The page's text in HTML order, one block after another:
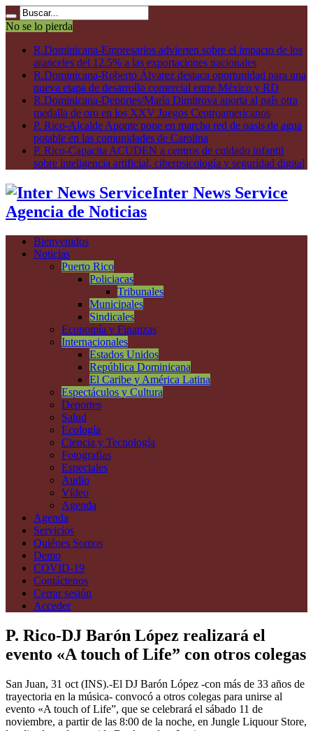
No se lo pierda
R.Dominicana-Empresarios advierten sobre el impacto de los
aranceles del 12.5% a las exportaciones nacionales
R.Dominicana-Roberto Álvarez destaca oportunidad para una
nueva etapa de desarrollo comercial entre México y RD
R.Dominicana-Deportes/María Dimitrova aporta al país otra
medalla de oro en los XXV Juegos Centroamericanos
P. Rico-Alcalde Aponte pone en marcha red de oasis de agua
potable en las comunidades de Carolina
P. Rico-Capacita ACUDEN a centros de cuidado infantil
sobre inteligencia artificial, ciberpsicología y seguridad digital
Inter News Service
Agencia de Noticias
Bienvenidos
Noticias
Puerto Rico
Policiacas
Tribunales
Municipales
Sindicales
Economía y Finanzas
Internacionales
Estados Unidos
República Dominicana
El Caribe y América Latina
Espectáculos y Cultura
Deportes
Salud
Ecología
Ciencia y Tecnología
Fotografías
Especiales
Audio
Vídeo
Agenda
Agenda
Servicios
Quiénes Somos
Demo
COVID-19
Contáctenos
Cerrar sesión
Acceder
P. Rico-DJ Barón López realizará el
evento «A touch of Life” con otros colegas
San Juan, 31 oct (INS).-El DJ Barón López -con más de 33 años de
trayectoria en la música- convocó a otros colegas para unirse al
evento «A touch of Life”, que se celebrará el sábado 11 de
noviembre, a partir de las 8:00 de la noche, en Jungle Liquour Store,